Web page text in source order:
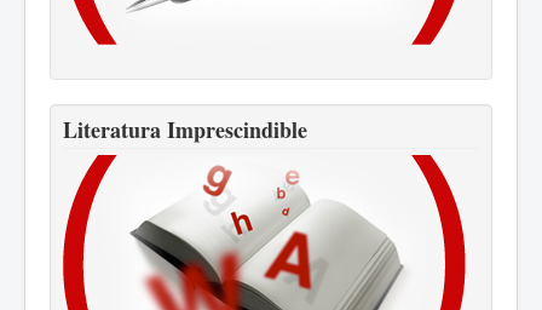
Literatura Imprescindible